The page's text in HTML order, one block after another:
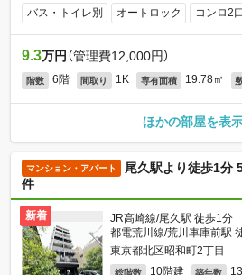
バス・トイレ別 オートロック コンロ2
9.3万円 （管理費12,000円）
階数 6階 間取り 1K 専有面積 19.78㎡
ほかの部屋を表
マンション・アパート
尾久駅より徒歩1分
件
新着
JR高崎線/尾久駅 徒歩1分
都電荒川線/荒川車庫前駅
東京都北区昭和町2丁目
総階数 10階建 築年数